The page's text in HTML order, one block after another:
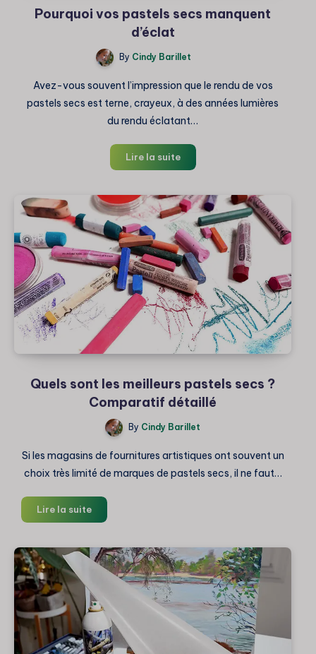
Pourquoi vos pastels secs manquent
d’éclat
By Cindy Barillet
Avez-vous souvent l’impression que le rendu de vos
pastels secs est terne, crayeux, à des années lumières
du rendu éclatant…
Lire la suitePourquoi
vos
secs
manquent
d’éclat
Quels sont les meilleurs pastels secs ?
Comparatif détaillé
By Cindy Barillet
Si les magasins de fournitures artistiques ont souvent un
choix très limité de marques de pastels secs, il ne faut…
Lire la suiteQuels
sont
meilleurs
pastels
secs
?
Comparatif
détaillé